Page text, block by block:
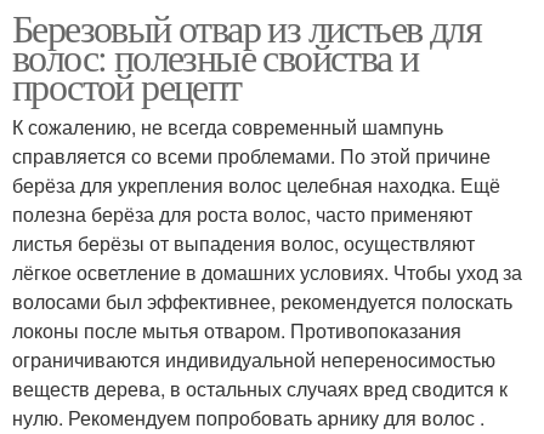
Березовый отвар из листьев для
волос: полезные свойства и
простой рецепт
К сожалению, не всегда современный шампунь
справляется со всеми проблемами. По этой причине
берёза для укрепления волос целебная находка. Ещё
полезна берёза для роста волос, часто применяют
листья берёзы от выпадения волос, осуществляют
лёгкое осветление в домашних условиях. Чтобы уход за
волосами был эффективнее, рекомендуется полоскать
локоны после мытья отваром. Противопоказания
ограничиваются индивидуальной непереносимостью
веществ дерева, в остальных случаях вред сводится к
нулю. Рекомендуем попробовать арнику для волос .